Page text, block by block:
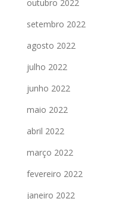
outubro 2022
setembro 2022
agosto 2022
julho 2022
junho 2022
maio 2022
abril 2022
março 2022
fevereiro 2022
janeiro 2022